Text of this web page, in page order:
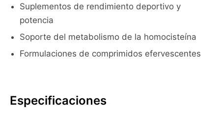
Suplementos de rendimiento deportivo y
potencia
Soporte del metabolismo de la homocisteína
Formulaciones de comprimidos efervescentes
Especificaciones